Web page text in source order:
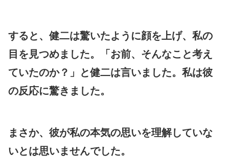
すると、健二は驚いたように顔を上げ、私の
目を見つめました。「お前、そんなこと考え
ていたのか？」と健二は言いました。私は彼
の反応に驚きました。
まさか、彼が私の本気の思いを理解していな
いとは思いませんでした。